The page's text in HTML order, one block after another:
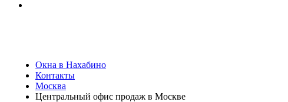
Окна в Нахабино
Контакты
Москва
Центральный офис продаж в Москве